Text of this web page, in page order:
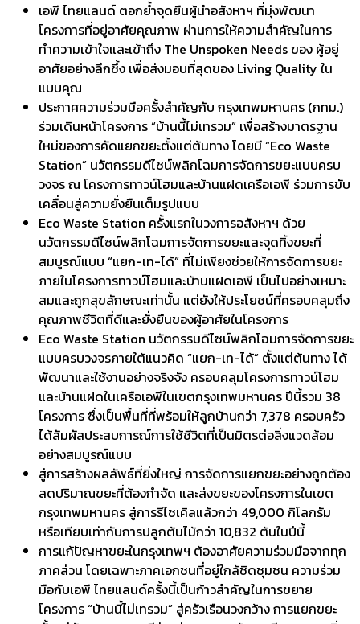
เอพี ไทยแลนด์ ตอกย้ำจุดยืนผู้นำอสังหาฯ ที่มุ่งพัฒนา
โครงการที่อยู่อาศัยคุณภาพ ผ่านการให้ความสำคัญในการ
ทำความเข้าใจและเข้าถึง The Unspoken Needs ของ ผู้อยู่
อาศัยอย่างลึกซึ้ง เพื่อส่งมอบที่สุดของ Living Quality ใน
แบบคุณ
ประกาศความร่วมมือครั้งสำคัญกับ กรุงเทพมหานคร (กทม.)
ร่วมเดินหน้าโครงการ “บ้านนี้ไม่เทรวม” เพื่อสร้างมาตรฐาน
ใหม่ของการคัดแยกขยะตั้งแต่ต้นทาง โดยมี “Eco Waste
Station” นวัตกรรมดีไซน์พลิกโฉมการจัดการขยะแบบครบ
วงจร ณ โครงการทาวน์โฮมและบ้านแฝดเครือเอพี ร่วมการขับ
เคลื่อนสู่ความยั่งยืนเต็มรูปแบบ
Eco Waste Station ครั้งแรกในวงการอสังหาฯ ด้วย
นวัตกรรมดีไซน์พลิกโฉมการจัดการขยะและจุดทิ้งขยะที่
สมบูรณ์แบบ “แยก-เท-ได้” ที่ไม่เพียงช่วยให้การจัดการขยะ
ภายในโครงการทาวน์โฮมและบ้านแฝดเอพี เป็นไปอย่างเหมาะ
สมและถูกสุขลักษณะเท่านั้น แต่ยังให้ประโยชน์ที่ครอบคลุมถึง
คุณภาพชีวิตที่ดีและยั่งยืนของผู้อาศัยในโครงการ
Eco Waste Station นวัตกรรมดีไซน์พลิกโฉมการจัดการขยะ
แบบครบวงจรภายใต้แนวคิด “แยก-เท-ได้” ตั้งแต่ต้นทาง ได้
พัฒนาและใช้งานอย่างจริงจัง ครอบคลุมโครงการทาวน์โฮม
และบ้านแฝดในเครือเอพีในเขตกรุงเทพมหานคร ปีนี้รวม 38
โครงการ ซึ่งเป็นพื้นที่ที่พร้อมให้ลูกบ้านกว่า 7,378 ครอบครัว
ได้สัมผัสประสบการณ์การใช้ชีวิตที่เป็นมิตรต่อสิ่งแวดล้อม
อย่างสมบูรณ์แบบ
สู่การสร้างผลลัพธ์ที่ยิ่งใหญ่ การจัดการแยกขยะอย่างถูกต้อง
ลดปริมาณขยะที่ต้องกำจัด และส่งขยะของโครงการในเขต
กรุงเทพมหานคร สู่การรีไซเคิลแล้วกว่า 49,000 กิโลกรัม
หรือเทียบเท่ากับการปลูกต้นไม้กว่า 10,832 ต้นในปีนี้
การแก้ปัญหาขยะในกรุงเทพฯ ต้องอาศัยความร่วมมือจากทุก
ภาคส่วน โดยเฉพาะภาคเอกชนที่อยู่ใกล้ชิดชุมชน ความร่วม
มือกับเอพี ไทยแลนด์ครั้งนี้เป็นก้าวสำคัญในการขยาย
โครงการ “บ้านนี้ไม่เทรวม” สู่ครัวเรือนวงกว้าง การแยกขยะ